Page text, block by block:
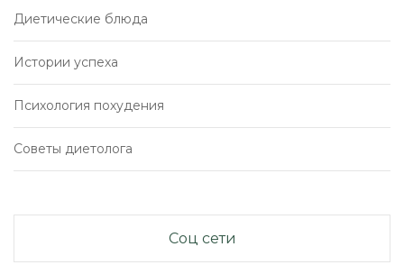
Диетические блюда
Истории успеха
Психология похудения
Советы диетолога
Соц сети